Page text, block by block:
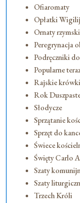
Ofiaromaty
Opłatki
Ornaty
Peregrynacja
Podręczniki
Popularne
Rajskie
Rok
Słodycze
Sprzątanie
Sprzęt do
Świece
Święty Carlo
Szaty
Szaty
Trzech Króli